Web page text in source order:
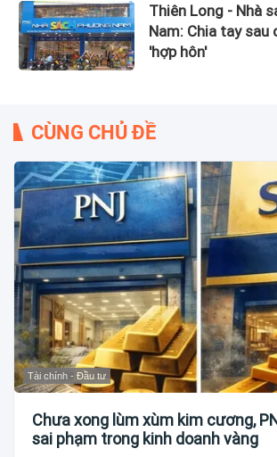
Thiên Long - Nhà
Nam: Chia tay sau
'hợp hôn'
CÙNG CHỦ ĐỀ
Tài chính - Đầu tư
Chưa xong lùm xùm kim cương,
sai phạm trong kinh doanh vàng